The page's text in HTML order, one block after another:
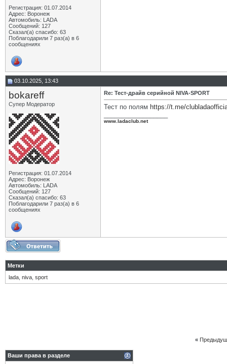
Регистрация: 01.07.2014
Адрес: Воронеж
Автомобиль: LADA
Сообщений: 127
Сказал(а) спасибо: 63
Поблагодарили 7 раз(а) в 6
сообщениях
03.10.2025, 13:43
bokareff
Супер Модератор
Регистрация: 01.07.2014
Адрес: Воронеж
Автомобиль: LADA
Сообщений: 127
Сказал(а) спасибо: 63
Поблагодарили 7 раз(а) в 6
сообщениях
Re: Тест-драйв серийной NIVA-SPORT
Тест по полям https://t.me/
www.ladaclub.net
Метки
lada niva sport
«
Ваши права в разделе